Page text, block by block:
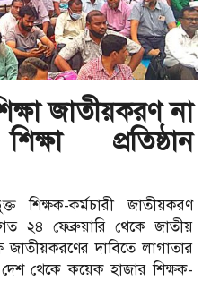
জাতীয়করণ না
প্রতিষ্ঠান
শিক্ষক-কর্মচারী জাতীয়করণ
গত ২৪ ফেব্রুয়ারি থেকে জাতীয়
জাতীয়করণের দাবিতে লাগাতার
থেকে কয়েক হাজার শিক্ষক-